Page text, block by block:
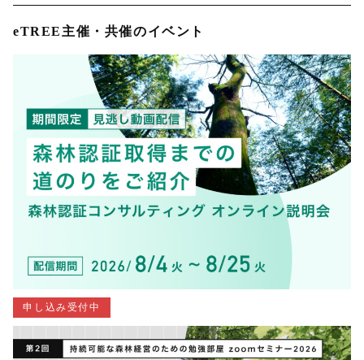
eTREE主催・共催のイベント
申し込み受付中